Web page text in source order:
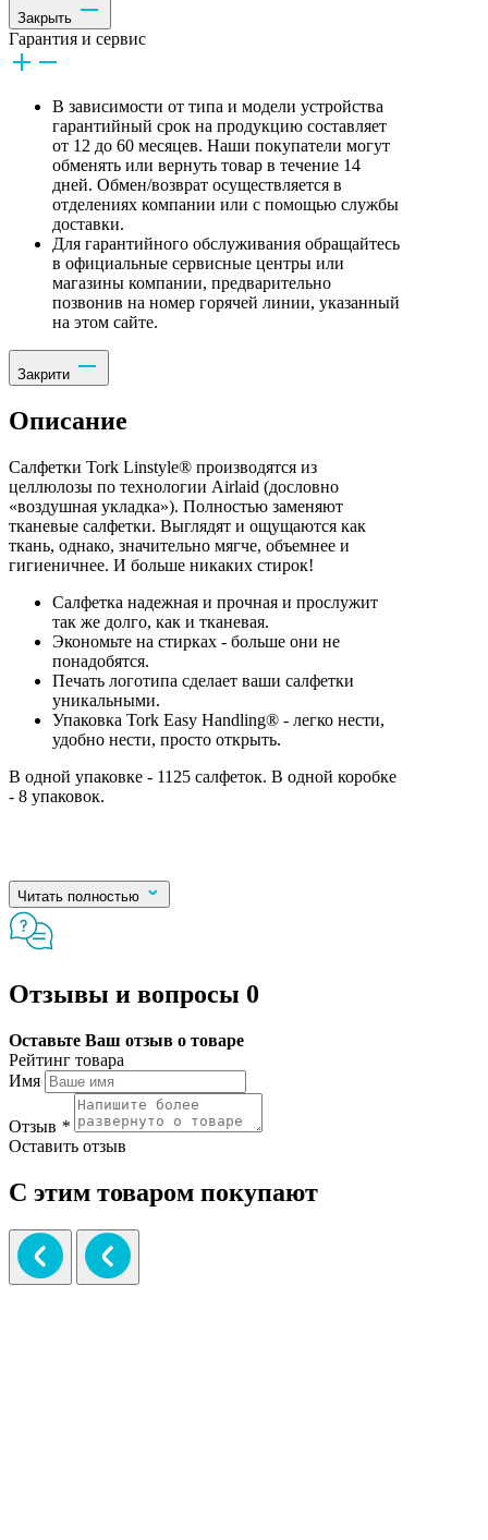
Закрыть
Гарантия и сервис
В зависимости от типа и модели устройства
гарантийный срок на продукцию составляет
от 12 до 60 месяцев. Наши покупатели могут
обменять или вернуть товар в течение 14
дней. Обмен/возврат осуществляется в
отделениях компании или с помощью службы
доставки.
Для гарантийного обслуживания обращайтесь
в официальные сервисные центры или
магазины компании, предварительно
позвонив на номер горячей линии, указанный
на этом сайте.
Закрити
Описание
Салфетки Tork Linstyle® производятся из
целлюлозы по технологии Airlaid (дословно
«воздушная укладка»). Полностью заменяют
тканевые салфетки. Выглядят и ощущаются как
ткань, однако, значительно мягче, объемнее и
гигиеничнее. И больше никаких стирок!
Салфетка надежная и прочная и прослужит
так же долго, как и тканевая.
Экономьте на стирках - больше они не
понадобятся.
Печать логотипа сделает ваши салфетки
уникальными.
Упаковка Tork Easy Handling® - легко нести,
удобно нести, просто открыть.
В одной упаковке - 1125 салфеток. В одной коробке
- 8 упаковок.
Читать полностью
Отзывы и вопросы 0
Оставьте Ваш отзыв о товаре
Рейтинг товара
Имя
Отзыв *
Оставить отзыв
С этим товаром покупают